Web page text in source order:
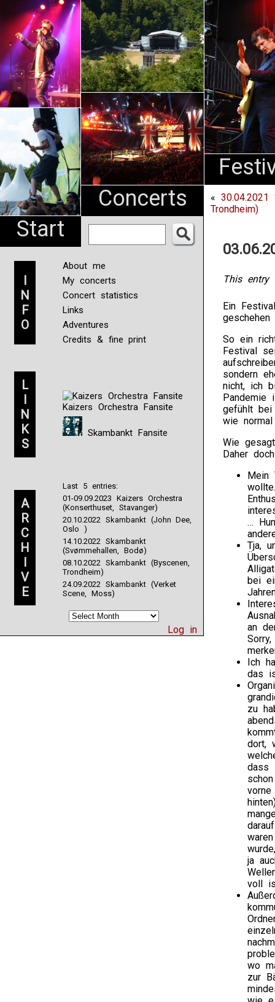
Start
Concerts
Pharma
NL
I
N
F
O
About me
My concerts
Concert statistics
Links
Adventures
Credits & fine print
L
I
N
K
S
Kaizers Orchestra Fansite
Skambankt Fansite
A
R
C
H
I
V
E
Last 5 entries:
01-09.09.2023 Kaizers Orchestra
(Konserthuset, Stavanger)
20.10.2022 Skambankt (John Dee,
Oslo )
14.10.2022 Skambankt
(Svømmehallen, Bodø)
08.10.2022 Skambankt (Byscenen,
Trondheim)
24.09.2022 Skambankt (Verket
Scene, Moss)
Log in
« 30.04.2021
Trondheim)
This entry
Ein
So ein
Festival
sondern
nicht, ich
Pandemie
gefühlt
wie
Wie
Daher
Mein
…
Tja,
bei
an
Ich
das
zu
dort,
dass
ja
voll
wo
zur